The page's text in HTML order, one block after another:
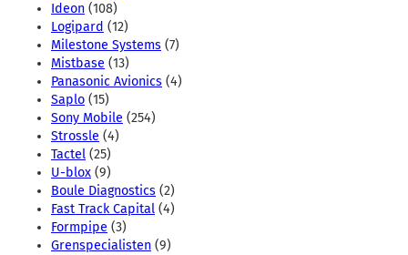
Ideon (108)
Logipard (12)
Milestone Systems (7)
Mistbase (13)
Panasonic Avionics (4)
Saplo (15)
Sony Mobile (254)
Strossle (4)
Tactel (25)
U-blox (9)
Boule Diagnostics (2)
Fast Track Capital (4)
Formpipe (3)
Grenspecialisten (9)